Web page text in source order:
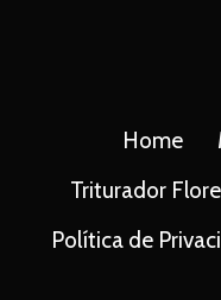
Home
Triturador
Política de